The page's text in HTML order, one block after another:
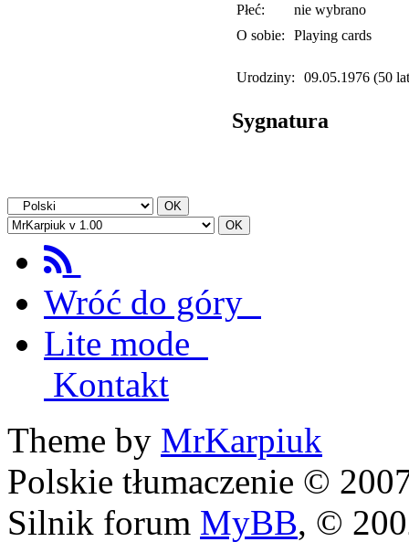
Płeć:
nie wybrano
O sobie:
Playing cards
Urodziny: 09.05.1976 (50
Sygnatura
Wróć do góry
Lite mode
Kontakt
Theme by MrKarpiuk
Polskie tłumaczenie ©
Silnik forum MyBB, ©